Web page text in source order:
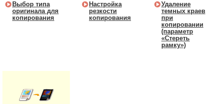
Выбор типа
оригинала для
копирования
Настройка
резкости
копирования
Удаление
темных краев
при
копировании
(параметр
«Стереть
рамку»)